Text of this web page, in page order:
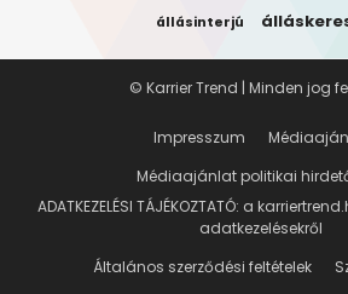
állásinterjú
Impresszum
Médiaajánlat politikai
ADATKEZELÉSI TÁJÉKOZTATÓ: a
adatkezelésekről
Általános szerződési feltételek
© Karrier Trend | Minden jog